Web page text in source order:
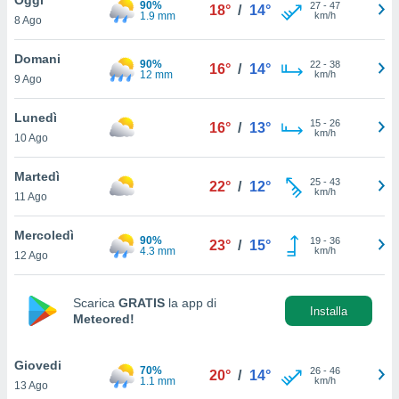
è
al sito
di
ci
di
il
un
la
nella
8 Ago
90%
1.9 mm
18° / 14° 27- 47
km/h
Domani
9 Ago
90%
12 mm
16° / 14° 22- 38
km/h
Lunedì
10 Ago
16° / 13° 15- 26
km/h
Martedì
11 Ago
22° / 12° 25- 43
km/h
Mercoledì
12 Ago
90%
4.3 mm
23° / 15° 19- 36
km/h
Scarica GRATIS la app di
Meteored!
Installa
Giovedi
13 Ago
70%
1.1 mm
20° / 14° 26- 46
km/h